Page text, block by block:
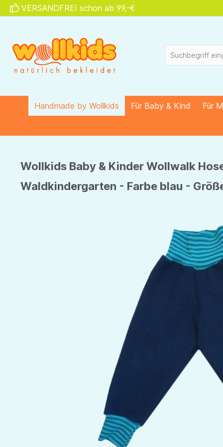
Zur Hauptnavigation springen
VERSANDFREI schon ab 99,-€
Handmade by Wollkids Für Baby & Kind Für
Wollkids Baby & Kinder Wollwalk
Waldkindergarten - Farbe blau -